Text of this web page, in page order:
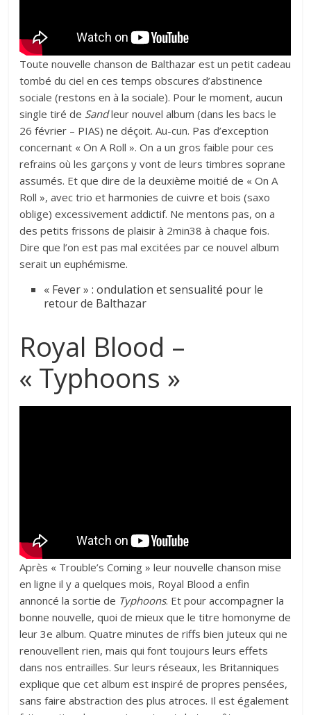
Toute nouvelle chanson de Balthazar est un petit cadeau
tombé du ciel en ces temps obscures d’abstinence
sociale (restons en à la sociale). Pour le moment, aucun
single tiré de Sandleur nouvel album (dans les bacs le
26 février – PIAS) ne déçoit. Au-cun. Pas d’exception
concernant « On A Roll ». On a un gros faible pour ces
refrains où les garçons y vont de leurs timbres soprane
assumés. Et que dire de la deuxième moitié de « On A
Roll », avec trio et harmonies de cuivre et bois (saxo
oblige) excessivement addictif. Ne mentons pas, on a
des petits frissons de plaisir à 2min38 à chaque fois.
Dire que l’on est pas mal excitées par ce nouvel album
serait un euphémisme.
« Fever » : ondulation et sensualité pour le
retour de Balthazar
Royal Blood –
« Typhoons »
Après « Trouble’s Coming » leur nouvelle chanson mise
en ligne il y a quelques mois, Royal Blood a enfin
annoncé la sortie de Typhoons. Et pour accompagner la
bonne nouvelle, quoi de mieux que le titre homonyme de
leur 3e album. Quatre minutes de riffs bien juteux qui ne
renouvellent rien, mais qui font toujours leurs effets
dans nos entrailles. Sur leurs réseaux, les Britanniques
explique que cet album est inspiré de propres pensées,
sans faire abstraction des plus atroces. Il est également